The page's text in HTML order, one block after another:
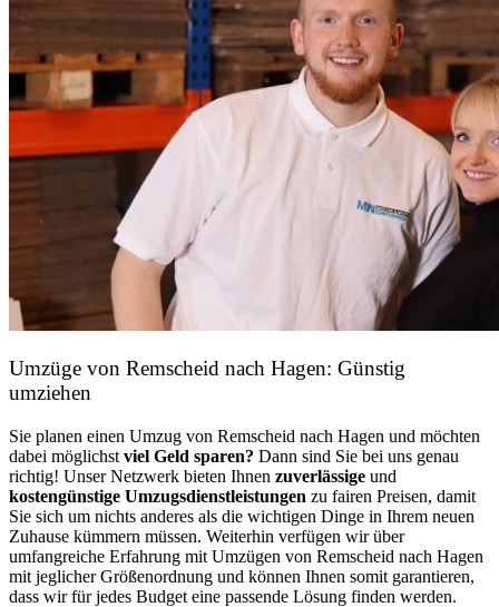
Umzüge von Remscheid nach Hagen: Günstig
umziehen
Sie planen einen Umzug von Remscheid nach Hagen und möchten
dabei möglichst viel Geld sparen? Dann sind Sie bei uns genau
richtig! Unser Netzwerk bieten Ihnen zuverlässige und
kostengünstige Umzugsdienstleistungen zu fairen Preisen, damit
Sie sich um nichts anderes als die wichtigen Dinge in Ihrem neuen
Zuhause kümmern müssen. Weiterhin verfügen wir über
umfangreiche Erfahrung mit Umzügen von Remscheid nach Hagen
mit jeglicher Größenordnung und können Ihnen somit garantieren,
dass wir für jedes Budget eine passende Lösung finden werden.